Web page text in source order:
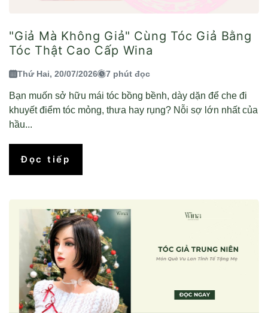
"Giả Mà Không Giả" Cùng Tóc Giả Bằng
Tóc Thật Cao Cấp Wina
Thứ Hai, 20/07/2026 7 phút đọc
Bạn muốn sở hữu mái tóc bồng bềnh, dày dặn để che đi
khuyết điểm tóc mỏng, thưa hay rụng? Nỗi sợ lớn nhất của
hầu...
Đọc tiếp